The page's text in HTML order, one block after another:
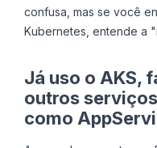
confusa, mas se você
Kubernetes, entende a
Já uso o AKS,
outros
como